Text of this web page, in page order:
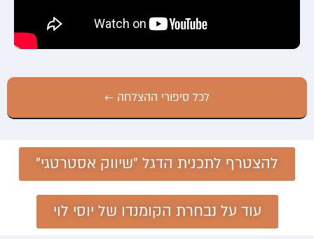
לכל סיפורי ההצלחה ←
להצטרף לתכנית הדגל "שיווק אסטרטגי"
עוד על נבחרת הקומנדו של יוסי לוי